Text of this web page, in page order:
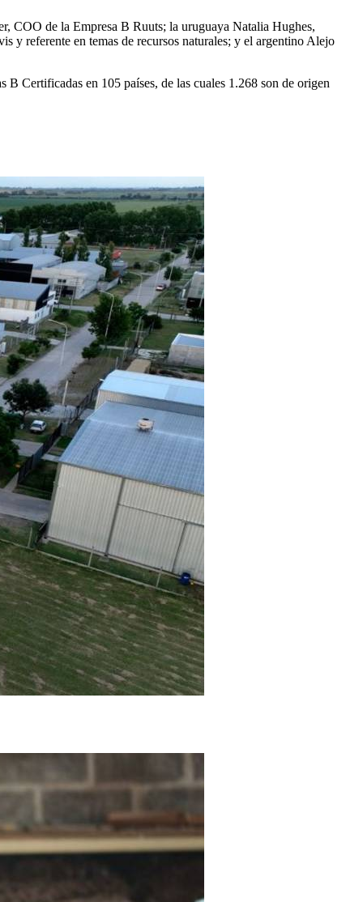
COO de la Empresa B Ruuts; la uruguaya Natalia Hughes,
y referente en temas de recursos naturales; y el argentino Alejo
B Certificadas en 105 países, de las cuales 1.268 son de origen